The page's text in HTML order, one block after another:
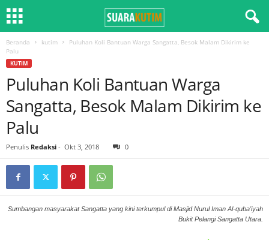
Beranda kutim
Puluhan Koli Bantuan Warga Sangatta, Besok Malam Dikirim ke
Palu
KUTIM
Puluhan Koli Bantuan Warga
Sangatta, Besok Malam Dikirim ke
Palu
Penulis Redaksi - Okt 3, 2018 0
Sumbangan masyarakat Sangatta yang kini terkumpul di Masjid Nurul Iman Al-quba'iyah
Bukit Pelangi Sangatta Utara.